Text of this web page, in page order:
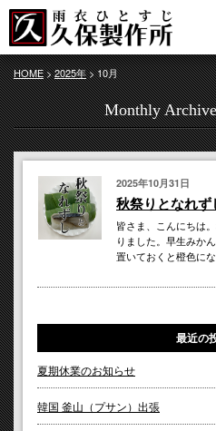
HOME>2025年>10月
Monthly
2025年10月31日
秋祭りとなれず
皆さま、こんにちは
りました。早生みか
置いておくと橙色に
最近の
夏期休業のお知らせ
韓国 釜山（プサン）出張